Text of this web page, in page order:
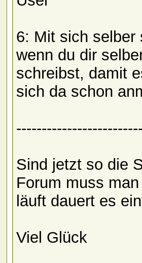
6: Mit sich selber
wenn du dir
schreibst, damit
sich da schon
Sind jetzt so die
Forum muss
läuft dauert es
Viel Glück